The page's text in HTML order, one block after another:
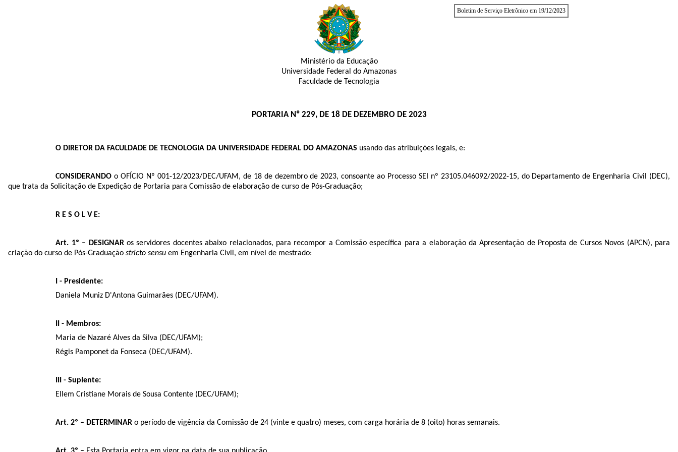
Boletim de Serviço Eletrônico em 19/12/2023
Ministério da Educação
Universidade Federal do Amazonas
Faculdade de Tecnologia
PORTARIA Nº 229, DE 18 DE DEZEMBRO DE 2023
O DIRETOR DA FACULDADE DE TECNOLOGIA DA UNIVERSIDADE FEDERAL DO AMAZONAS usando das atribuições legais, e:
CONSIDERANDO o OFÍCIO Nº 001-12/2023/DEC/UFAM, de 18 de dezembro de 2023, consoante ao Processo SEI nº 23105.046092/2022-15, do Departamento de Engenharia Civil (DEC),
que trata da Solicitação de Expedição de Portaria para Comissão de elaboração de curso de Pós-Graduação;
R E S O L V E:
Art. 1º – DESIGNARos servidores docentes abaixo relacionados, para recompor a Comissão específica para a elaboração da Apresentação de Proposta de Cursos Novos (APCN), para
criação do curso de Pós-Graduação stricto sensu em Engenharia Civil, em nível de mestrado:
I - Presidente:
Daniela Muniz D'Antona Guimarães (DEC/UFAM).
II - Membros:
Maria de Nazaré Alves da Silva (DEC/UFAM);
Régis Pamponet da Fonseca (DEC/UFAM).
III - Suplente:
Ellem Cristiane Morais de Sousa Contente (DEC/UFAM);
Art. 2º – DETERMINAR o período de vigência da Comissão de 24 (vinte e quatro) meses, com carga horária de 8 (oito) horas semanais.